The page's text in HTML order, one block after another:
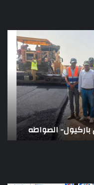
باركيول- الصواطه